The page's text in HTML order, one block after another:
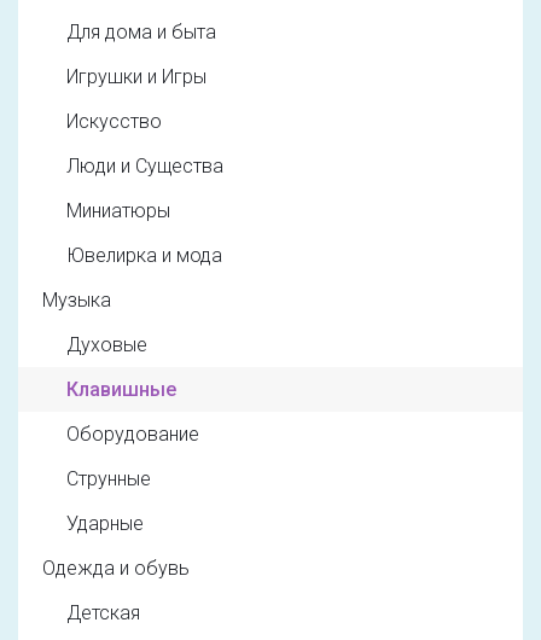
Для дома и быта
Игрушки и Игры
Искусство
Люди и Существа
Миниатюры
Ювелирка и мода
Музыка
Духовые
Клавишные
Оборудование
Струнные
Ударные
Одежда и обувь
Детская